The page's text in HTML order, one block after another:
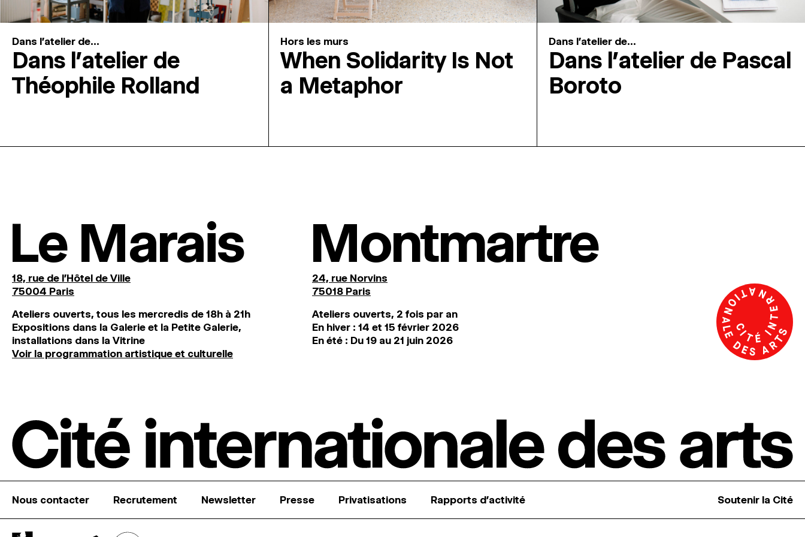
Dans l'atelier de...
Dans l’atelier de
Théophile Rolland
Hors les murs
When Solidarity Is Not
a Metaphor
Dans l'atelier de...
Dans l’atelier de Pascal
Boroto
Le Marais
18, rue de l'Hôtel de Ville
75004 Paris
Ateliers ouverts, tous les mercredis de 18h à 21h
Expositions dans la Galerie et la Petite Galerie,
installations dans la Vitrine
Voir la programmation artistique et culturelle
Montmartre
24, rue Norvins
75018 Paris
Ateliers ouverts, 2 fois par an
En hiver : 14 et 15 février 2026
En été : Du 19 au 21 juin 2026
Nous contacter Recrutement Newsletter Presse Privatisations Rapports d’activité Soutenir la Cité